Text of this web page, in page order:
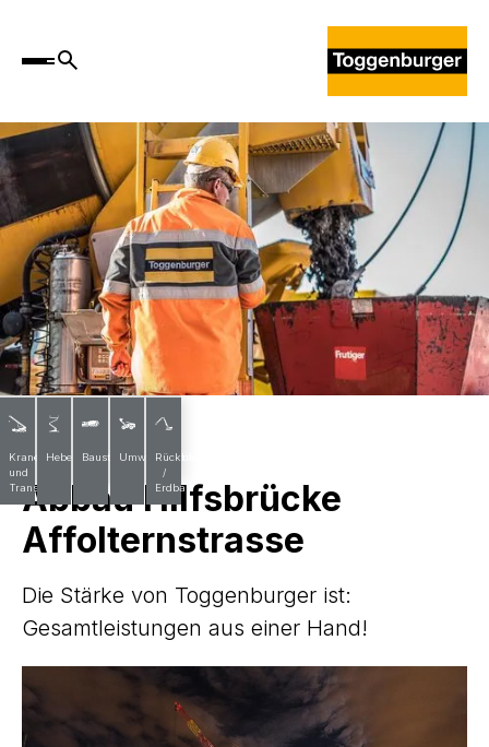
Krane
und
Transporte
Hebebühnen
BaustoffeUmwelttechnik
Rückbau
/
Erdbau
Abbau Hilfsbrücke
Affolternstrasse
Die Stärke von Toggenburger ist:
Gesamtleistungen aus einer Hand!